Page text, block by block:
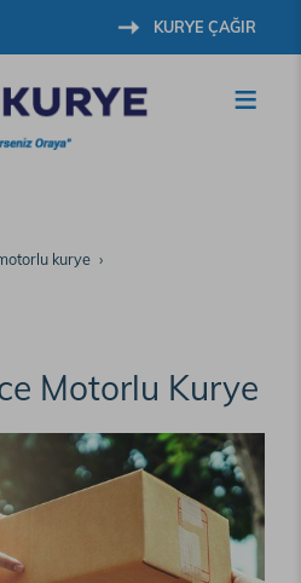
KURYE ÇAĞIR
kurye
Motorlu Kurye